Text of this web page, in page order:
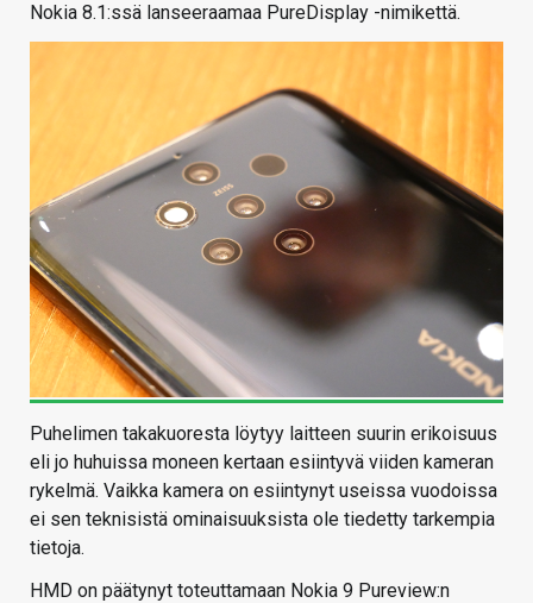
Nokia 8.1:ssä lanseeraamaa PureDisplay -nimikettä.
Puhelimen takakuoresta löytyy laitteen suurin erikoisuus
eli jo huhuissa moneen kertaan esiintyvä viiden kameran
rykelmä. Vaikka kamera on esiintynyt useissa vuodoissa
ei sen teknisistä ominaisuuksista ole tiedetty tarkempia
tietoja.
HMD on päätynyt toteuttamaan Nokia 9 Pureview:n